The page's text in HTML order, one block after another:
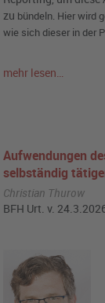
zu bündeln. Hier wird
wie sich dieser in der
mehr lesen…
Aufwendungen
selbständig
Christian Thurow
BFH Urt. v.